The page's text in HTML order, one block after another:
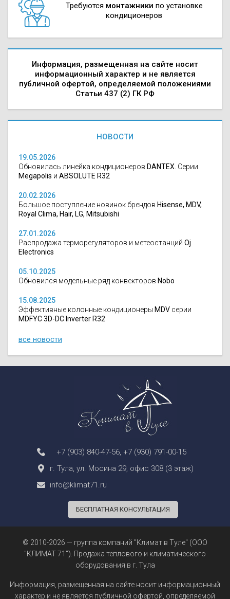
Требуются монтажники по установке
кондиционеров
Информация, размещенная на сайте носит
информационный характер и не является
публичной офертой, определяемой положениями
Статьи 437 (2) ГК РФ
НОВОСТИ
19.05.2026
Обновилась линейка кондиционеров DANTEX . Серии
Megapolis и ABSOLUTE R32
20.02.2026
Большое поступление новинок брендов Hisense, MDV,
Royal Clima, Hair, LG, Mitsubishi
27.01.2026
Распродажа терморегуляторов и метеостанций Oj
Electronics
05.10.2025
Обновился модельные ряд конвекторов Nobo
15.08.2025
Эффективные колонные кондиционеры MDV серии
MDFYC 3D-DC Inverter R32
все новости
+7 (903) 840-47-56 +7 (930) 791-00-15
г. Тула, ул. Мосина 29, офис 308 (3 этаж)
info@klimat71.ru
БЕСПЛАТНАЯ КОНСУЛЬТАЦИЯ
© 2010-2026 — группа компаний "Климат в Туле" (ООО
"КЛИМАТ 71"). Продажа теплового и климатического
оборудования в г. Тула
Информация, размещенная на сайте носит информационный
характер и не является публичной офертой , определяемой